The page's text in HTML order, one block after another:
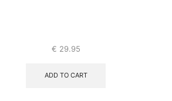
€ 29.95
ADD TO CART